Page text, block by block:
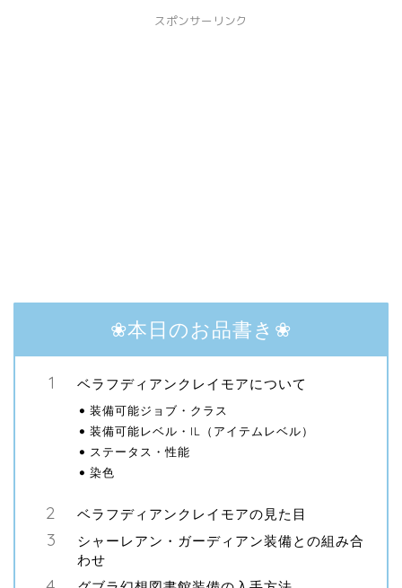
スポンサーリンク
❀本日のお品書き❀
ベラフディアンクレイモアについて
装備可能ジョブ・クラス
装備可能レベル・IL（アイテムレベル）
ステータス・性能
染色
ベラフディアンクレイモアの見た目
シャーレアン・ガーディアン装備との組み合
わせ